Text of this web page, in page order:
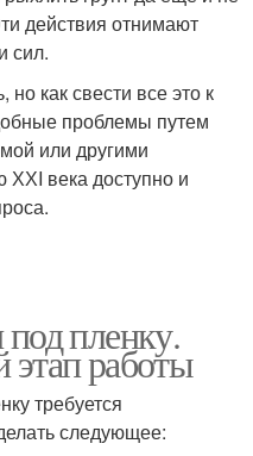
действия отнимают
сил.
как свести все это к
проблемы путем
или другими
века доступно и
пленку.
этап работы
требуется
следующее: